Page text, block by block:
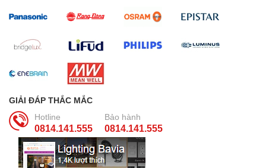
GIẢI ĐÁP THẮC MẮC
Hotline
0814.141.555
Bảo hành
0814.141.555